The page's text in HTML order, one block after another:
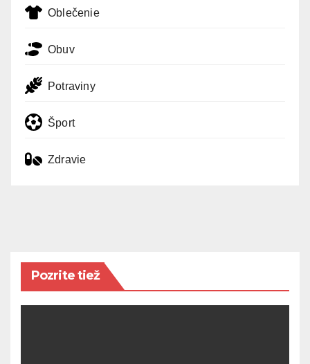
Oblečenie
Obuv
Potraviny
Šport
Zdravie
Pozrite tiež